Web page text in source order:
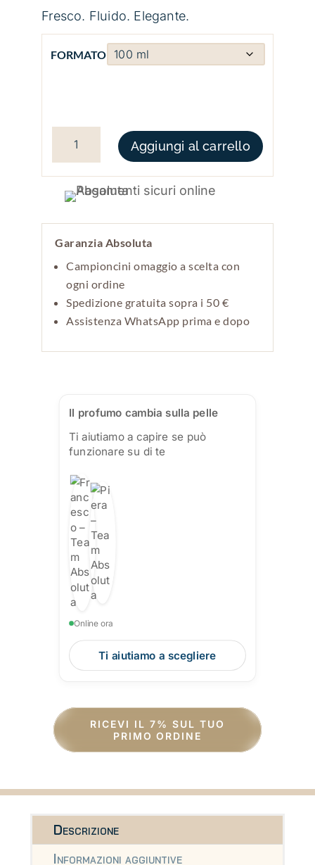
Fresco. Fluido. Elegante.
FORMATO
TEMPIO D'ACQUA CASAMORATI QUANTITÀ
Aggiungi al carrello
Garanzia Absoluta
Campioncini omaggio a scelta con
ogni ordine
Spedizione gratuita sopra i 50 €
Assistenza WhatsApp prima e dopo
Il profumo cambia sulla pelle
Ti aiutiamo a capire se può
funzionare su di te
Online ora
Ti aiutiamo a scegliere
RICEVI IL 7% SUL TUO
PRIMO ORDINE
Descrizione
Informazioni aggiuntive